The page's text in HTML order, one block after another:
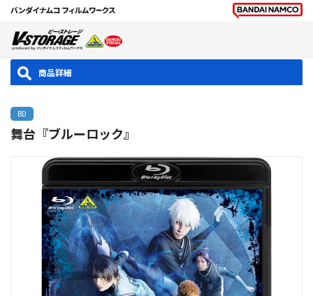
商品詳細
BD
舞台『ブルーロック』